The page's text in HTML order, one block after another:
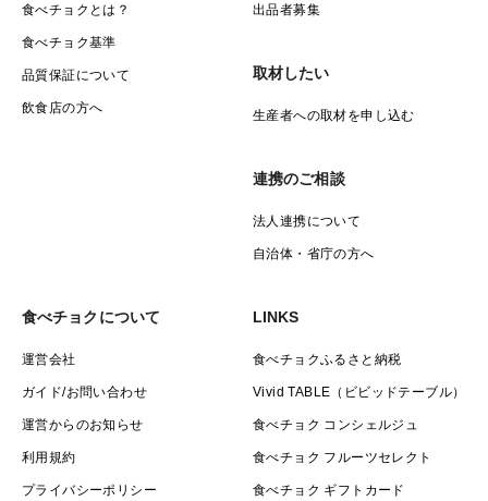
食べチョクとは？
食べチョク基準
品質保証について
飲食店の方へ
出品者募集
取材したい
生産者への取材を申し込む
連携のご相談
法人連携について
自治体・省庁の方へ
食べチョクについて
運営会社
ガイド/お問い合わせ
運営からのお知らせ
利用規約
プライバシーポリシー
LINKS
食べチョクふるさと納税
Vivid TABLE（ビビッドテーブル）
食べチョク コンシェルジュ
食べチョク フルーツセレクト
食べチョク ギフトカード